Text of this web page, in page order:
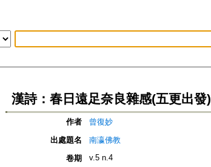
漢詩：春日遠足奈良雜感(五更出發)
作者
曾復妙
出處題名
南瀛佛教
卷期
v.5 n.4